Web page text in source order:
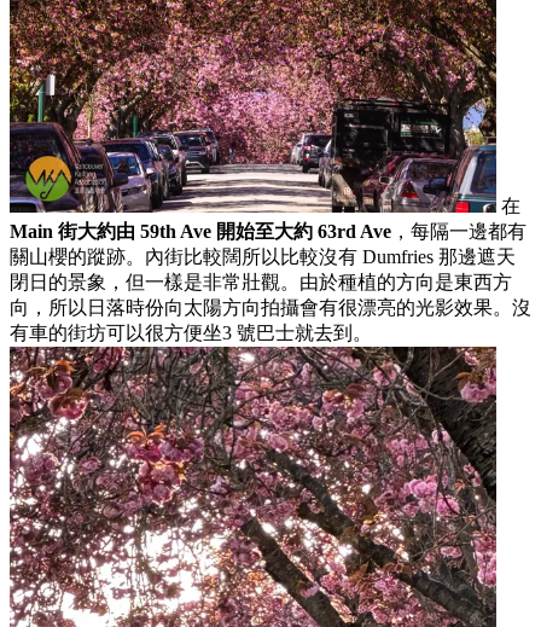
在
Main 街大約由 59th Ave 開始至大約 63rd Ave ，每隔一邊都有
關山櫻的蹤跡。內街比較闊所以比較沒有 Dumfries 那邊遮天
閉日的景象，但一樣是非常壯觀。由於種植的方向是東西方
向，所以日落時份向太陽方向拍攝會有很漂亮的光影效果。沒
有車的街坊可以很方便坐3 號巴士就去到。